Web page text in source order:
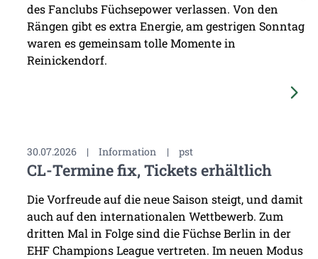
des Fanclubs Füchsepower verlassen. Von den
Rängen gibt es extra Energie, am gestrigen Sonntag
waren es gemeinsam tolle Momente in
Reinickendorf.
30.07.2026 | Information | pst
CL-Termine fix, Tickets erhältlich
Die Vorfreude auf die neue Saison steigt, und damit
auch auf den internationalen Wettbewerb. Zum
dritten Mal in Folge sind die Füchse Berlin in der
EHF Champions League vertreten. Im neuen Modus